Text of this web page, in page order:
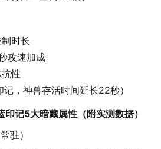
时长
攻速加成
性
记，神兽存活时间延长22秒）
记5大暗藏属性（附实测数据）
驻）